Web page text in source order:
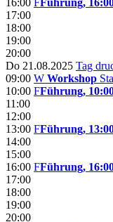
16:00 FFührung,
17:00
18:00
19:00
20:00
Do 21.08.2025 Tag
09:00 W Workshop
10:00 FFührung,
11:00
12:00
13:00 FFührung,
14:00
15:00
16:00 FFührung,
17:00
18:00
19:00
20:00